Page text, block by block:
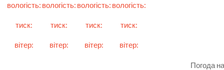
вологість:
тиск:
вітер:
вологість:
тиск:
вітер:
вологість:
тиск:
вітер:
вологість:
тиск:
вітер:
Погода